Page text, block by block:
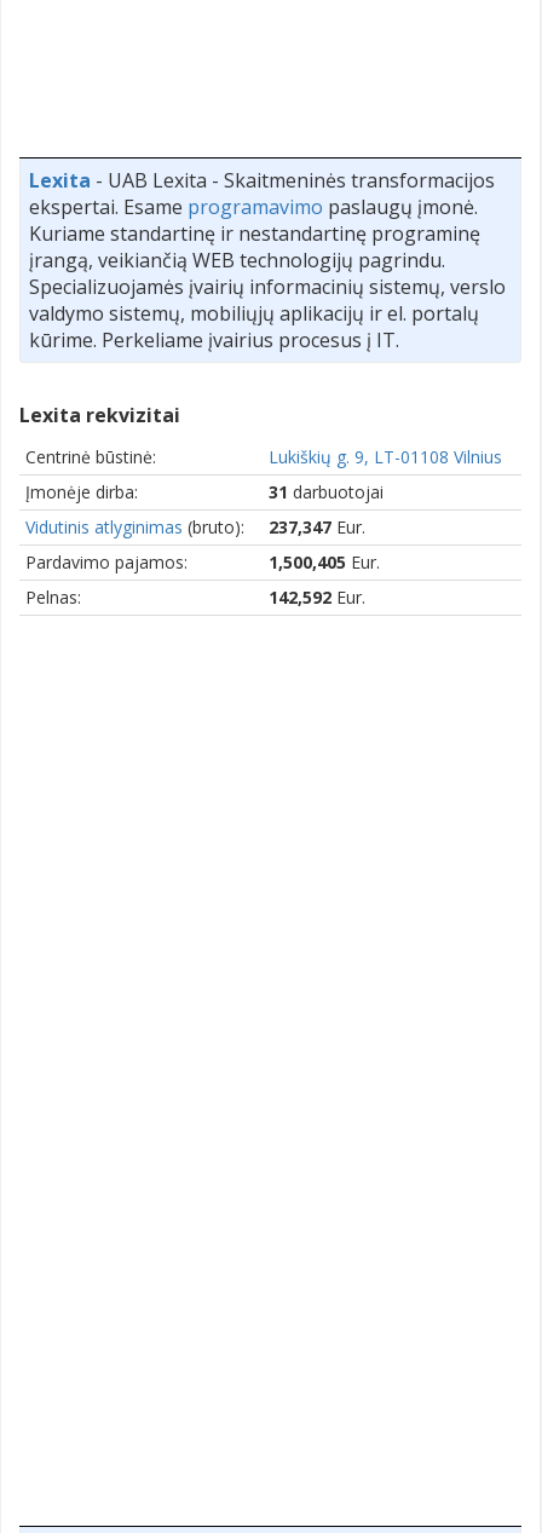
Lexita - UAB Lexita - Skaitmeninės transformacijos
ekspertai. Esame programavimo paslaugų įmonė.
Kuriame standartinę ir nestandartinę programinę
įrangą, veikiančią WEB technologijų pagrindu.
Specializuojamės įvairių informacinių sistemų, verslo
valdymo sistemų, mobiliųjų aplikacijų ir el. portalų
kūrime. Perkeliame įvairius procesus į IT.
Lexita rekvizitai
Centrinė būstinė:
Lukiškių g. 9, LT-01108 Vilnius
Įmonėje dirba:
31 darbuotojai
Vidutinis atlyginimas (bruto): 237,347 Eur.
Pardavimo pajamos:
1,500,405 Eur.
Pelnas:
142,592 Eur.